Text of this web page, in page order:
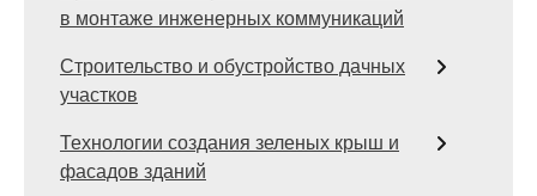
в монтаже инженерных коммуникаций
Строительство и обустройство дачных
участков
Технологии создания зеленых крыш и
фасадов зданий